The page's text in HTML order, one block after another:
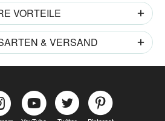
VORTEILE
& VERSAND